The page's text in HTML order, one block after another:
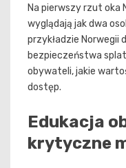
Na pierwszy rzut oka
wyglądają jak dwa
przykładzie Norwegii
bezpieczeństwa
obywateli, jakie
dostęp.
Edukacja
krytyczne